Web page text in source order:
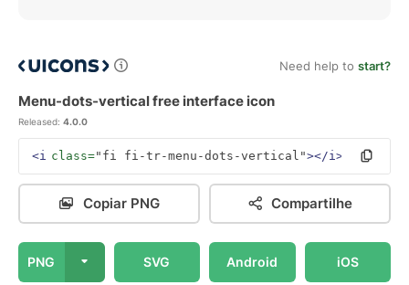
Need help to start?
Menu-dots-vertical free interface icon
Released: 4.0.0
<i class="fi fi-tr-menu-dots-vertical"></i>
Copiar PNG Compartilhe
PNG SVG Android iOS